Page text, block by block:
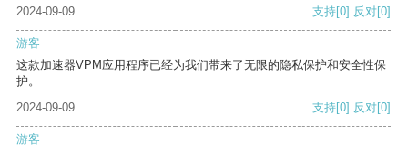
2024-09-09 支持[0] 反对[0]
游客
这款加速器VPM应用程序已经为我们带来了无限的隐私保护和安全性保
护。
2024-09-09
支持[0] 反对[0]
游客